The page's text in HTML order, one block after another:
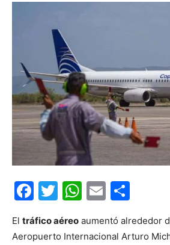
Facebook
Twitter
WhatsApp
Email
El tráfico aéreo aumentó alrededor
Aeropuerto Internacional Arturo